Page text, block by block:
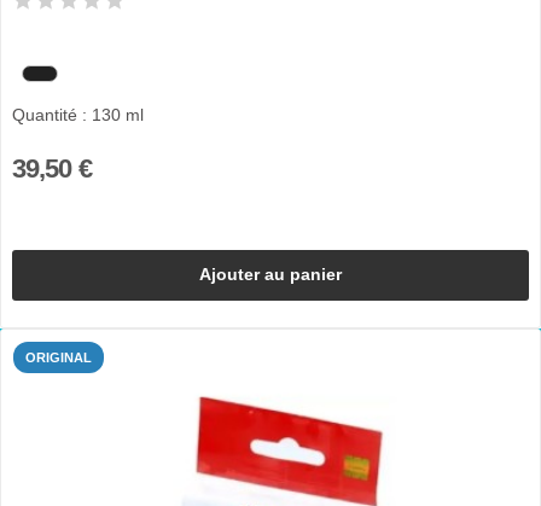
Quantité : 130 ml
39,50 €
Ajouter au panier
ORIGINAL